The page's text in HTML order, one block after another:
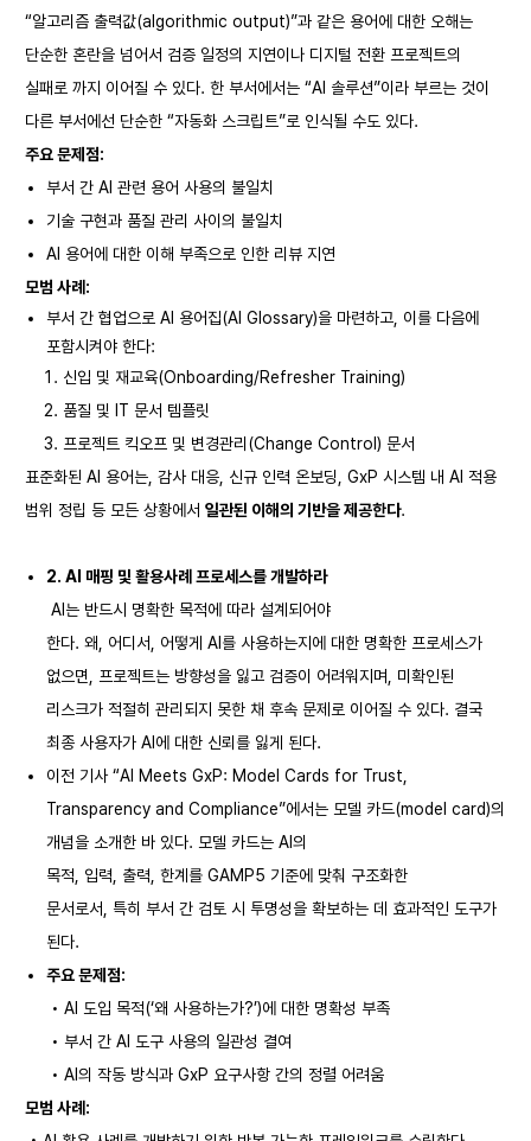
“알고리즘 출력값(algorithmic output)”과 같은 용어에 대한 오해는
단순한 혼란을 넘어서 검증 일정의 지연이나 디지털 전환 프로젝트의
실패로 까지 이어질 수 있다. 한 부서에서는 “AI 솔루션”이라 부르는 것이
다른 부서에선 단순한 “자동화 스크립트”로 인식될 수도 있다.
주요 문제점:
부서 간 AI 관련 용어 사용의 불일치
기술 구현과 품질 관리 사이의 불일치
AI 용어에 대한 이해 부족으로 인한 리뷰 지연
모범 사례:
부서 간 협업으로 AI 용어집(AI Glossary)을 마련하고, 이를 다음에
포함시켜야 한다:
신입 및 재교육(Onboarding/Refresher Training)
품질 및 IT 문서 템플릿
프로젝트 킥오프 및 변경관리(Change Control) 문서
표준화된 AI 용어는, 감사 대응, 신규 인력 온보딩, GxP 시스템 내 AI 적용
범위 정립 등 모든 상황에서 일관된 이해의 기반을 제공한다.
2. AI 매핑 및 활용사례 프로세스를 개발하라
AI는 반드시 명확한 목적에 따라 설계되어야
한다. 왜, 어디서, 어떻게 AI를 사용하는지에 대한 명확한 프로세스가
없으면, 프로젝트는 방향성을 잃고 검증이 어려워지며, 미확인된
리스크가 적절히 관리되지 못한 채 후속 문제로 이어질 수 있다. 결국
최종 사용자가 AI에 대한 신뢰를 잃게 된다.
이전 기사 “AI Meets GxP: Model Cards for Trust,
Transparency and Compliance”에서는 모델 카드(model card)의
개념을 소개한 바 있다. 모델 카드는 AI의
목적, 입력, 출력, 한계를 GAMP5 기준에 맞춰 구조화한
문서로서, 특히 부서 간 검토 시 투명성을 확보하는 데 효과적인 도구가
된다.
주요 문제점:
• AI 도입 목적(‘왜 사용하는가?’)에 대한 명확성 부족
• 부서 간 AI 도구 사용의 일관성 결여
• AI의 작동 방식과 GxP 요구사항 간의 정렬 어려움
모범 사례: